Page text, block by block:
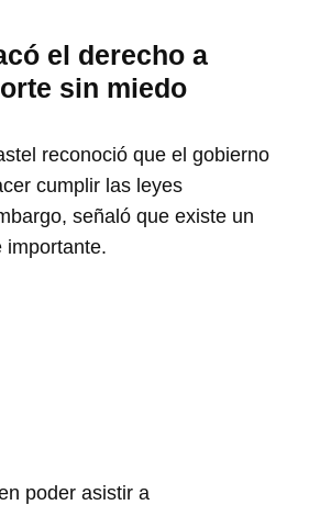
el derecho a
sin miedo
reconoció que el gobierno
cumplir las leyes
señaló que existe un
importante.
poder asistir a